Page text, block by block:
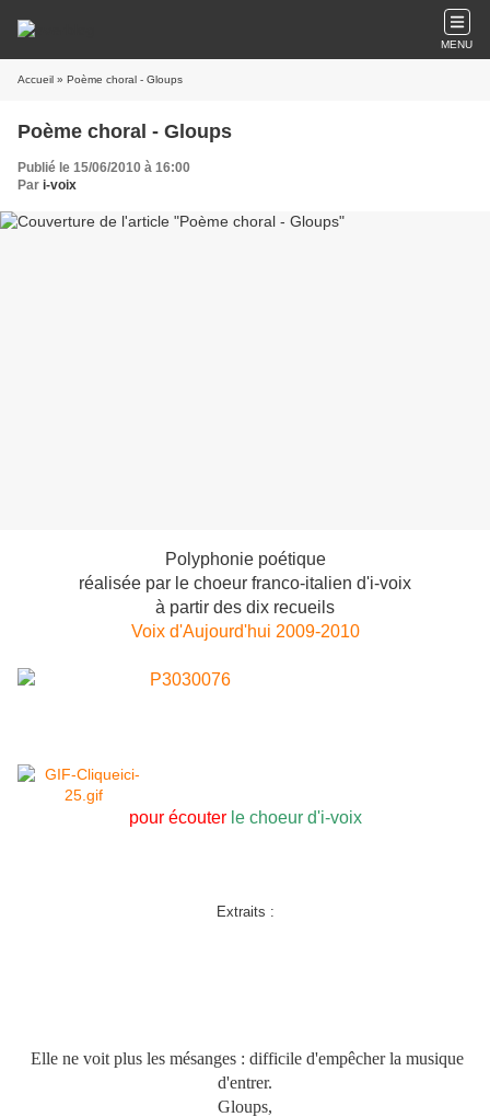
MENU
Accueil » Poème choral - Gloups
Poème choral - Gloups
Publié le 15/06/2010 à 16:00
Par i-voix
Polyphonie poétique
réalisée par le choeur franco-italien d'i-voix
à partir des dix recueils
Voix d'Aujourd'hui 2009-2010
pour écouter le choeur d'i-voix
Extraits :
Elle ne voit plus les mésanges : difficile d'empêcher la musique
d'entrer.
Gloups,